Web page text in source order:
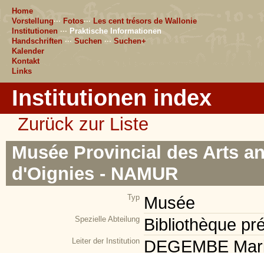
Home
Vorstellung··· Fotos··· Les cent trésors de Wallonie
Institutionen ··· Praktische Informationen
Handschriften ··· Suchen ··· Suchen+
Kalender
Kontakt
Links
Institutionen index
Zurück zur Liste
Musée Provincial des Arts
d'Oignies - NAMUR
Typ Musée
Spezielle Abteilung Bibliothèque
Leiter der Institution DEGEMBE